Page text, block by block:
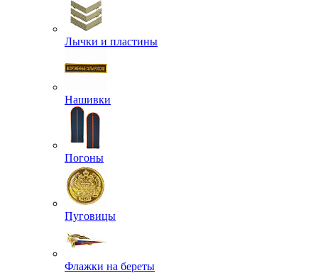
Лычки и пластины
Нашивки
Погоны
Пуговицы
Флажки на береты